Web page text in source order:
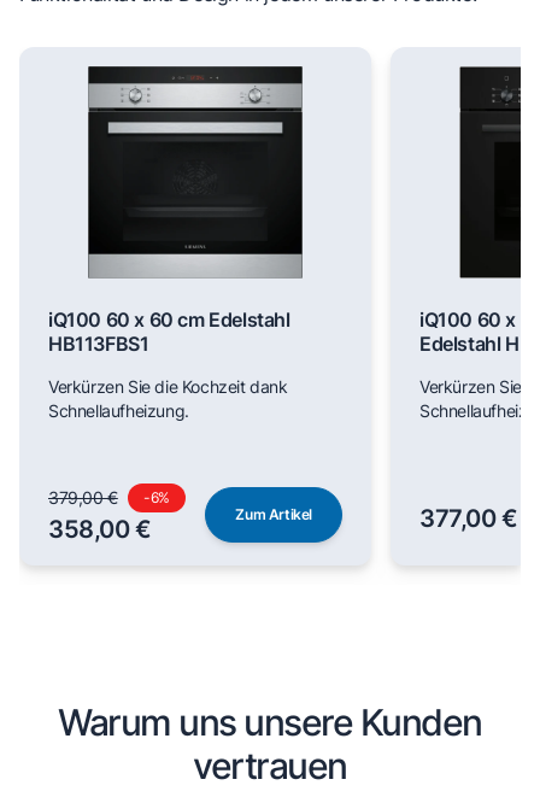
iQ100 60 x 60 cm Edelstahl
HB113FBS1
Verkürzen Sie die Kochzeit dank
Schnellaufheizung.
379,00 € -6%
358,00 €
Zum Artikel
iQ100 60 x
Edelstahl
Verkürzen Sie
377,00 €
Warum uns unsere Kunden
vertrauen